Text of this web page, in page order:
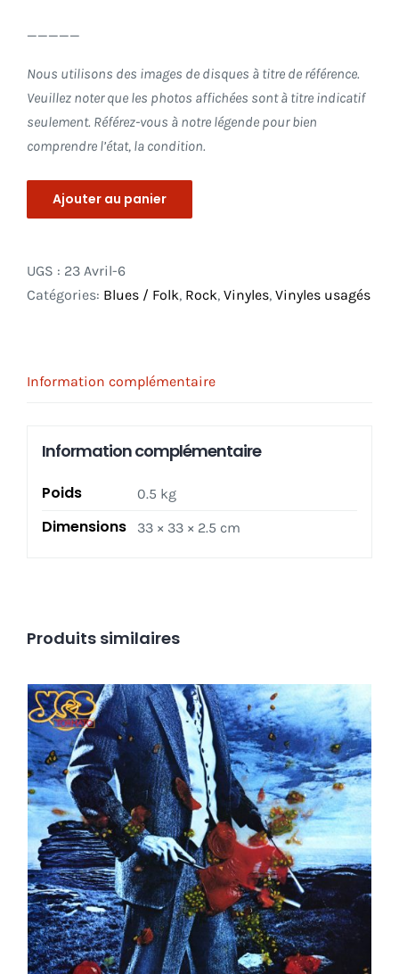
_____
Nous utilisons des images de disques à titre de référence.
Veuillez noter que les photos affichées sont à titre indicatif
seulement. Référez-vous à notre légende pour bien
comprendre l’état, la condition.
Ajouter au panier
UGS : 23 Avril-6
Catégories: Blues / Folk, Rock, Vinyles, Vinyles usagés
Information complémentaire
Information complémentaire
Poids 0.5 kg
Dimensions 33 × 33 × 2.5 cm
Produits similaires
Yes – Tormato LP _ Top copy in shrink !
Ajouter au panier Détails